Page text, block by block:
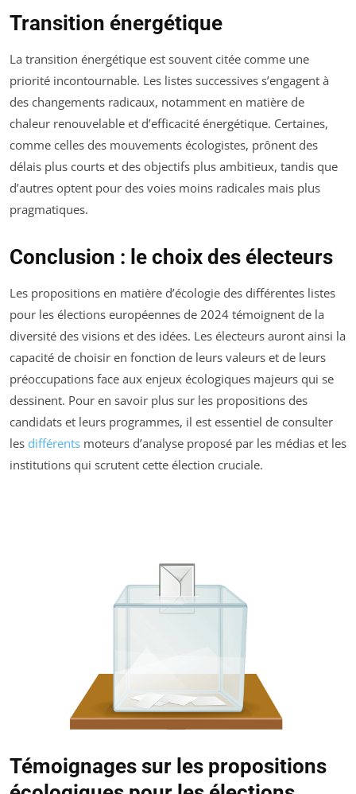
Transition énergétique
La transition énergétique est souvent citée comme une
priorité incontournable. Les listes successives s’engagent à
des changements radicaux, notamment en matière de
chaleur renouvelable et d’efficacité énergétique. Certaines,
comme celles des mouvements écologistes, prônent des
délais plus courts et des objectifs plus ambitieux, tandis que
d’autres optent pour des voies moins radicales mais plus
pragmatiques.
Conclusion : le choix des électeurs
Les propositions en matière d’écologie des différentes listes
pour les élections européennes de 2024 témoignent de la
diversité des visions et des idées. Les électeurs auront ainsi la
capacité de choisir en fonction de leurs valeurs et de leurs
préoccupations face aux enjeux écologiques majeurs qui se
dessinent. Pour en savoir plus sur les propositions des
candidats et leurs programmes, il est essentiel de consulter
les différents moteurs d’analyse proposé par les médias et les
institutions qui scrutent cette élection cruciale.
Témoignages sur les propositions